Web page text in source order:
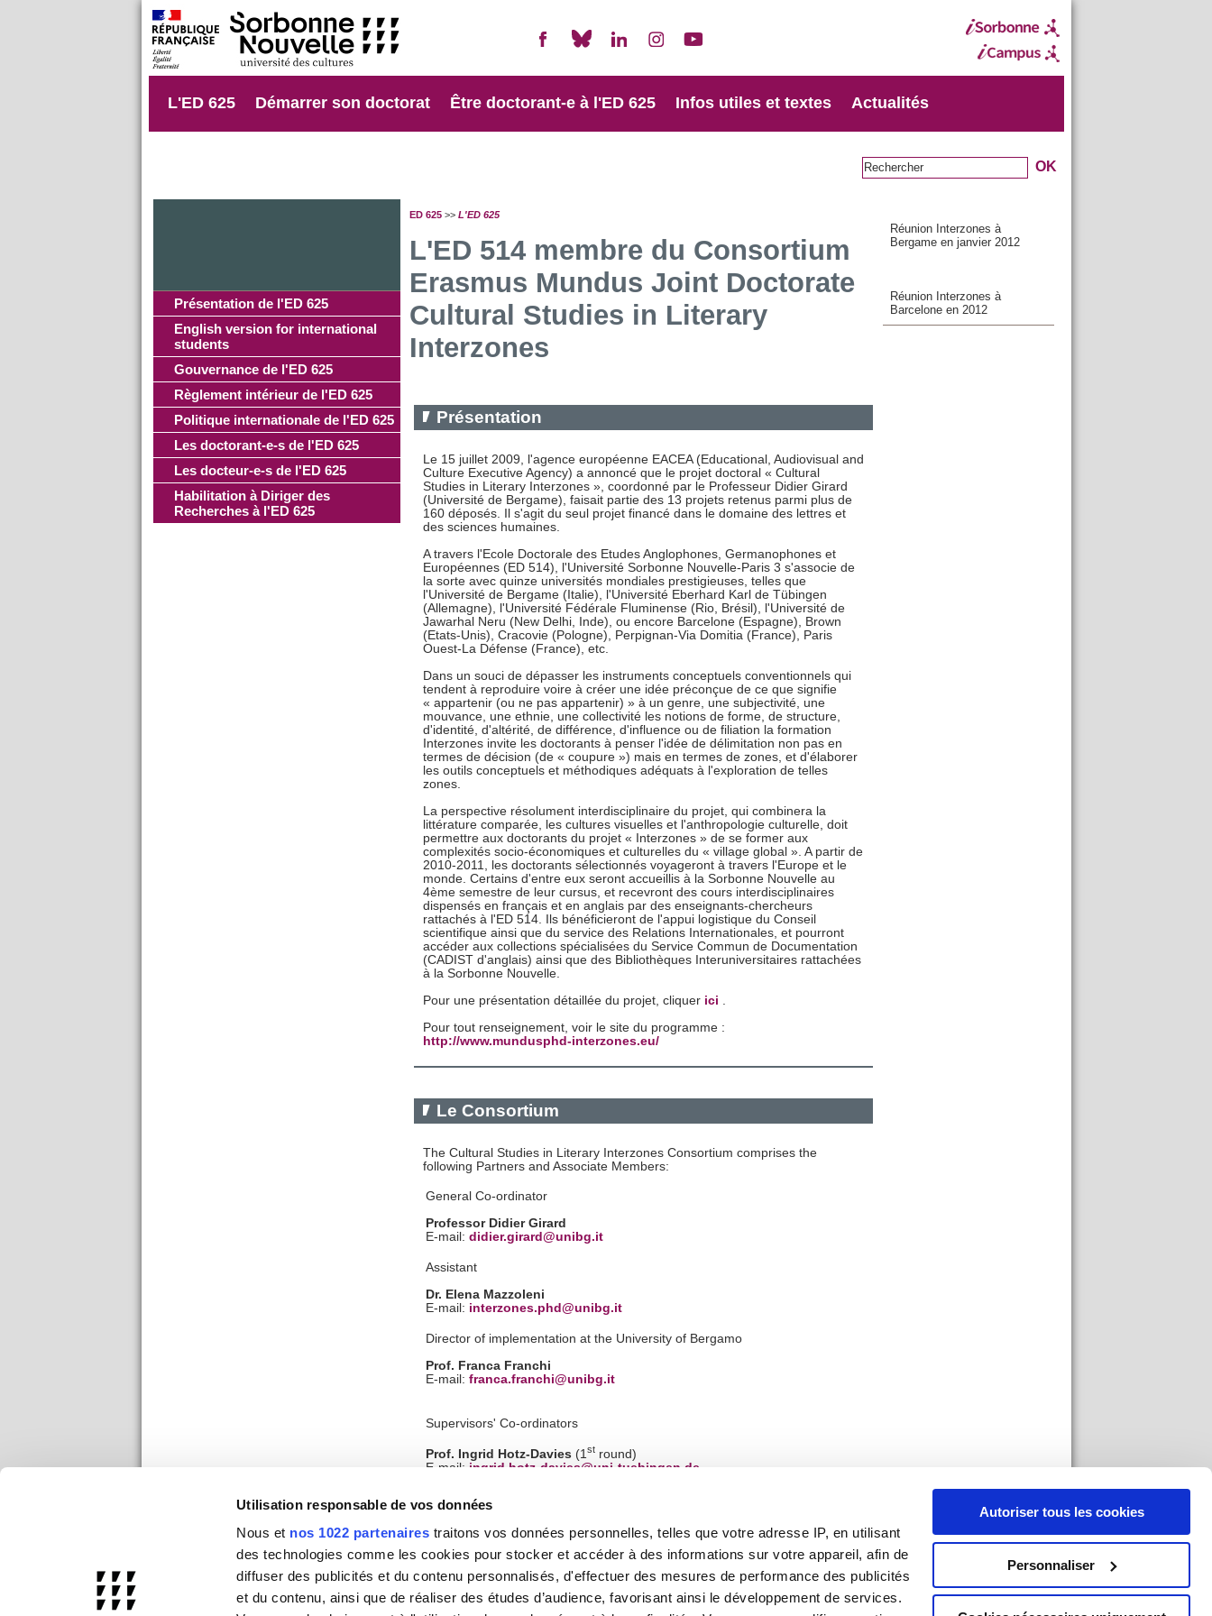
Utilisation responsable de vos données
Nous et nos 1022 partenaires traitons vos données personnelles, telles que votre adresse IP, en utilisant
des technologies comme les cookies pour stocker et accéder à des informations sur votre appareil, afin de
diffuser des publicités et du contenu personnalisés, d'effectuer des mesures de performance des publicités
et du contenu, ainsi que de réaliser des études d’audience, favorisant ainsi le développement de services.
Autoriser tous les cookies
Personnaliser
L'ED 625 Démarrer son doctorat Être doctorant-e à l'ED 625 Infos utiles et textes Actualités
Présentation de l'ED 625
English version for international
students
Gouvernance de l'ED 625
Règlement intérieur de l'ED 625
Politique internationale de l'ED 625
Les doctorant-e-s de l'ED 625
Les docteur-e-s de l'ED 625
Habilitation à Diriger des
Recherches à l'ED 625
ED 625>> L'ED 625
L'ED 514 membre du Consortium
Erasmus Mundus Joint Doctorate
Cultural Studies in Literary
Interzones
Présentation
Le 15 juillet 2009, l'agence européenne EACEA (Educational, Audiovisual and
Culture Executive Agency) a annoncé que le projet doctoral « Cultural
Studies in Literary Interzones », coordonné par le Professeur Didier Girard
(Université de Bergame), faisait partie des 13 projets retenus parmi plus de
160 déposés. Il s'agit du seul projet financé dans le domaine des lettres et
des sciences humaines.
A travers l'Ecole Doctorale des Etudes Anglophones, Germanophones et
Européennes (ED 514), l'Université Sorbonne Nouvelle-Paris 3 s'associe de
la sorte avec quinze universités mondiales prestigieuses, telles que
l'Université de Bergame (Italie), l'Université Eberhard Karl de Tübingen
(Allemagne), l'Université Fédérale Fluminense (Rio, Brésil), l'Université de
Jawarhal Neru (New Delhi, Inde), ou encore Barcelone (Espagne), Brown
(Etats-Unis), Cracovie (Pologne), Perpignan-Via Domitia (France), Paris
Ouest-La Défense (France), etc.
Dans un souci de dépasser les instruments conceptuels conventionnels qui
tendent à reproduire voire à créer une idée préconçue de ce que signifie
« appartenir (ou ne pas appartenir) » à un genre, une subjectivité, une
mouvance, une ethnie, une collectivité les notions de forme, de structure,
d'identité, d'altérité, de différence, d'influence ou de filiation la formation
Interzones invite les doctorants à penser l'idée de délimitation non pas en
termes de décision (de « coupure ») mais en termes de zones, et d'élaborer
les outils conceptuels et méthodiques adéquats à l'exploration de telles
zones.
La perspective résolument interdisciplinaire du projet, qui combinera la
littérature comparée, les cultures visuelles et l'anthropologie culturelle, doit
permettre aux doctorants du projet « Interzones » de se former aux
complexités socio-économiques et culturelles du « village global ». A partir de
2010-2011, les doctorants sélectionnés voyageront à travers l'Europe et le
monde. Certains d'entre eux seront accueillis à la Sorbonne Nouvelle au
4ème semestre de leur cursus, et recevront des cours interdisciplinaires
dispensés en français et en anglais par des enseignants-chercheurs
rattachés à l'ED 514. Ils bénéficieront de l'appui logistique du Conseil
scientifique ainsi que du service des Relations Internationales, et pourront
accéder aux collections spécialisées du Service Commun de Documentation
(CADIST d'anglais) ainsi que des Bibliothèques Interuniversitaires rattachées
à la Sorbonne Nouvelle.
Pour une présentation détaillée du projet, cliquer ici .
Pour tout renseignement, voir le site du programme :
http://www.mundusphd-interzones.eu/
Le Consortium
The Cultural Studies in Literary Interzones Consortium comprises the
following Partners and Associate Members:
General Co-ordinator
Professor Didier Girard
E-mail: didier.girard@unibg.it
Assistant
Dr. Elena Mazzoleni
E-mail: interzones.phd@unibg.it
Director of implementation at the University of Bergamo
Prof. Franca Franchi
E-mail: franca.franchi@unibg.it
Supervisors' Co-ordinators
Prof. Ingrid Hotz-Davies(1 stround)
E-mail: ingrid.hotz-davies@uni-tuebingen.de
Prof. Kapitolina Fedorova
E-mail:fedorova@eu.spb.ru
Scientific Co-ordinator
Prof. Alberto Castoldi
E-mail:alberto.castoldi@unibg.it
Réunion Interzones à
Bergame en janvier 2012
Réunion Interzones à
Barcelone en 2012